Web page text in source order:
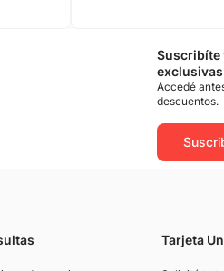
Suscribíte
exclusivas
Accedé
descuentos.
Tarjeta